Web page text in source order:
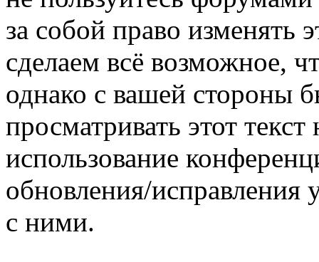
за собой право изменять
сделаем всё возможное,
однако с вашей стороны
просматривать этот
использование
обновления/исправления
с ними.